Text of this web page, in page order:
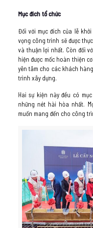
Mục đích tổ chức
Đối với mục đích của lễ
vọng công trình sẽ được
và thuận lợi nhất. Còn đối
hiện được mốc hoàn thiện
yên tâm cho các khách
trình xây dựng.
Hai sự kiện này đều có
những nét hài hòa nhất.
muốn mang đến cho công